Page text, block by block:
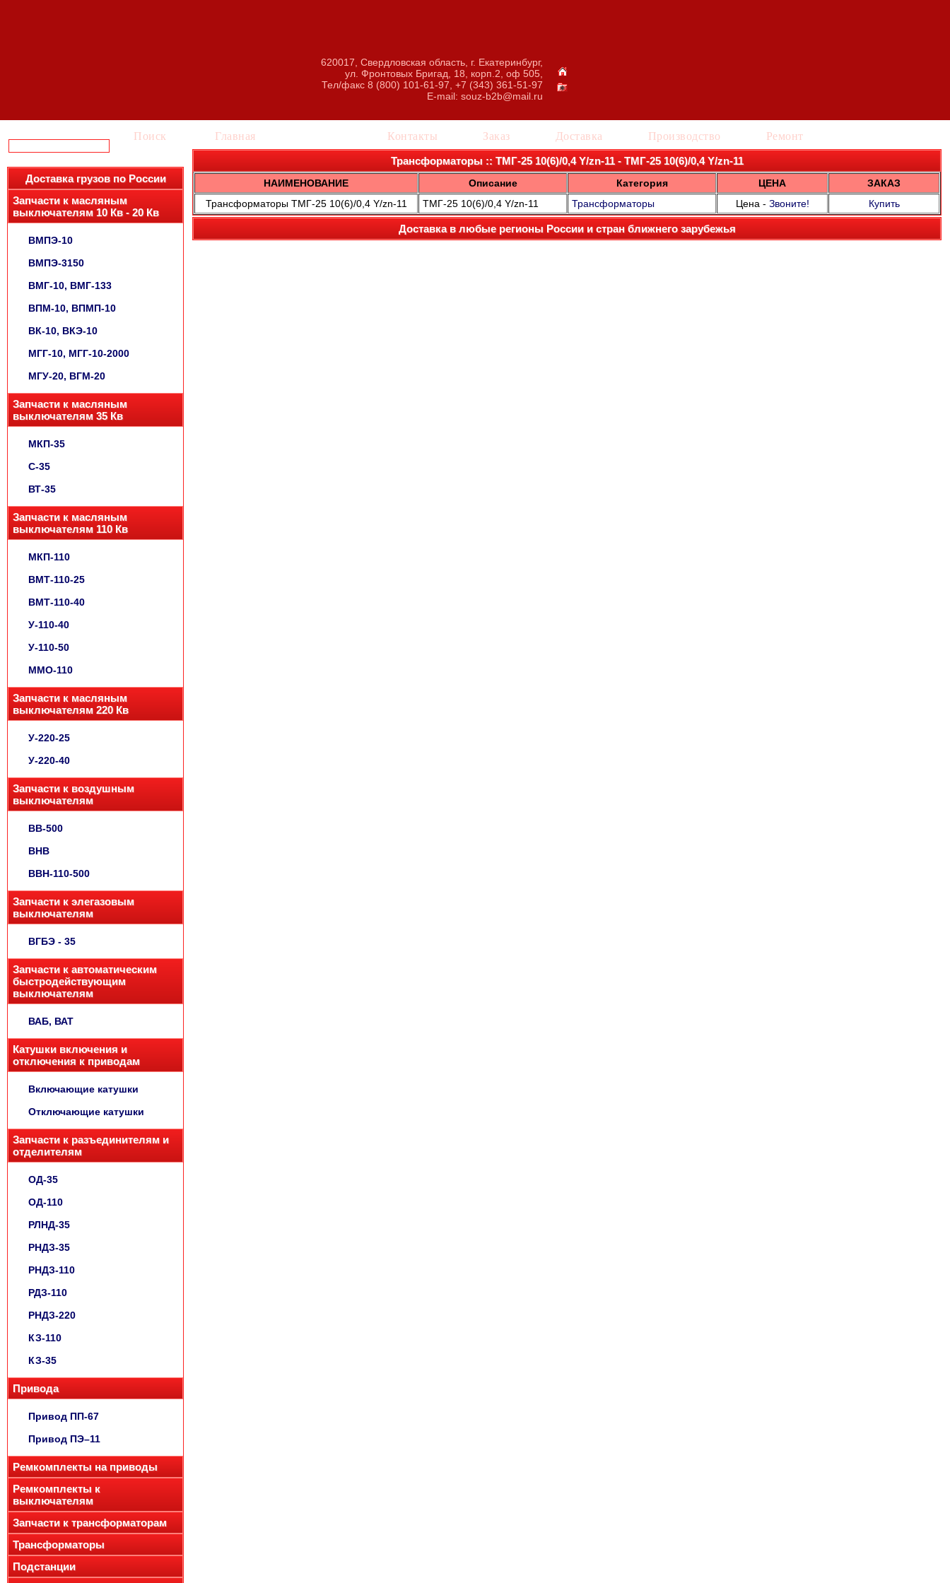
620017, Свердловская область, г. Екатеринбург,
ул. Фронтовых Бригад, 18, корп.2, оф 505,
Тел/факс 8 (800) 101-61-97, +7 (343) 361-51-97
E-mail: souz-b2b@mail.ru
Поиск
Доставка грузов по России
Запчасти к масляным
выключателям 10 Кв - 20 Кв
ВМПЭ-10
ВМПЭ-3150
ВМГ-10, ВМГ-133
ВПМ-10, ВПМП-10
ВК-10, ВКЭ-10
МГГ-10, МГГ-10-2000
МГУ-20, ВГМ-20
Запчасти к масляным
выключателям 35 Кв
МКП-35
С-35
ВТ-35
Запчасти к масляным
выключателям 110 Кв
МКП-110
ВМТ-110-25
ВМТ-110-40
У-110-40
У-110-50
ММО-110
Запчасти к масляным
выключателям 220 Кв
У-220-25
У-220-40
Запчасти к воздушным
выключателям
ВВ-500
ВНВ
ВВН-110-500
Запчасти к элегазовым
выключателям
ВГБЭ - 35
Запчасти к автоматическим
быстродействующим
выключателям
ВАБ, ВАТ
Катушки включения и
отключения к приводам
Включающие катушки
Отключающие катушки
Запчасти к разъединителям и
отделителям
ОД-35
ОД-110
РЛНД-35
РНДЗ-35
РНДЗ-110
РДЗ-110
РНДЗ-220
КЗ-110
КЗ-35
Привода
Привод ПП-67
Привод ПЭ–11
Ремкомплекты на приводы
Ремкомплекты к
выключателям
Запчасти к трансформаторам
Трансформаторы
Подстанции
Главная Контакты Заказ Доставка Производство Ремонт
Трансформаторы :: ТМГ-25 10(6)/0,4 Y/zn-11 - ТМГ-25 10(6)/0,4 Y/zn-11
НАИМЕНОВАНИЕ Описание Категория ЦЕНА
ЗАКАЗ
Трансформаторы ТМГ-25 10(6)/0,4 Y/zn-11
ТМГ-25 10(6)/0,4 Y/zn-11 Трансформаторы Цена - Звоните! Купить
Доставка в любые регионы России и стран ближнего зарубежья